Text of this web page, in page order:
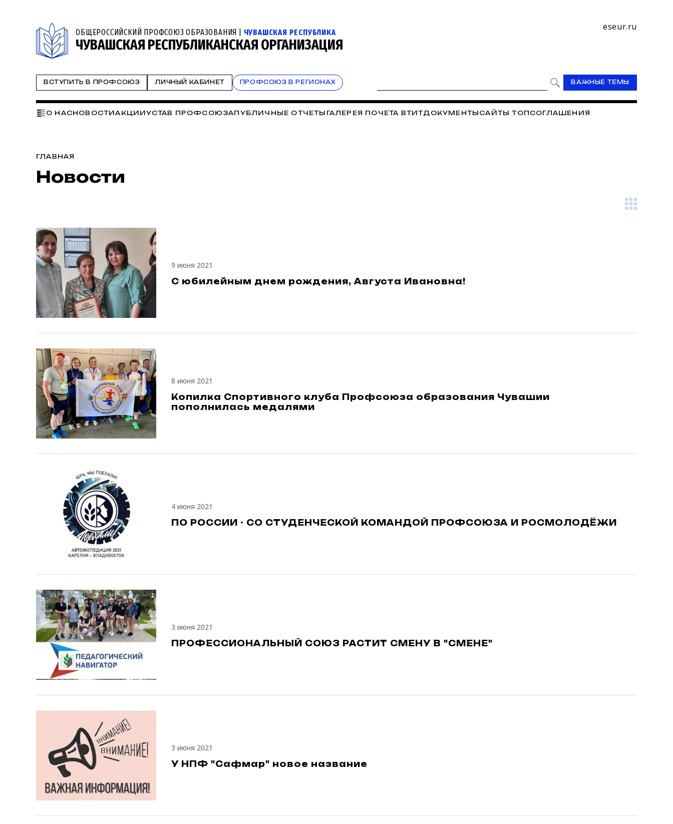
ОБЩЕРОССИЙСКИЙ ПРОФСОЮЗ ОБРАЗОВАНИЯ | ЧУВАШСКАЯ РЕСПУБЛИКА
ЧУВАШСКАЯ РЕСПУБЛИКАНСКАЯ ОРГАНИЗАЦИЯ
eseur.ru
ВСТУПИТЬ В ПРОФСОЮЗ ЛИЧНЫЙ КАБИНЕТ ПРОФСОЮЗ В РЕГИОНАХ ВАЖНЫЕ ТЕМЫ
О НАСНОВОСТИАКЦИИУСТАВ ПРОФСОЮЗАПУБЛИЧНЫЕ ОТЧЕТЫ ГАЛЕРЕЯ ПОЧЕТА ВТИТДОКУМЕНТЫ САЙТЫ ТОП СОГЛАШЕНИЯ
ИНФОРМАЦИОННАЯ РАБОТА
СТУДЕНЧЕСКИЙ КООРДИНАЦИОННЫЙ СОВЕТ РЕСПУБЛИКИ
ГЛАВНАЯ
Новости
9 июня 2021
С юбилейным днем рождения, Августа Ивановна!
8 июня 2021
Копилка Спортивного клуба Профсоюза образования Чувашии
пополнилась медалями
4 июня 2021
ПО РОССИИ - СО СТУДЕНЧЕСКОЙ КОМАНДОЙ ПРОФСОЮЗА И РОСМОЛОДЁЖИ
3 июня 2021
ПРОФЕССИОНАЛЬНЫЙ СОЮЗ РАСТИТ СМЕНУ В "СМЕНЕ"
3 июня 2021
У НПФ "Сафмар" новое название